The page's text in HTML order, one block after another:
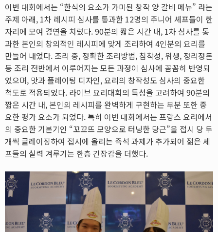
이번 대회에서는 “한식의 요소가 가미된 창작 양 갈비 메뉴” 라는
주제 아래, 1차 레시피 심사를 통과한 12명의 주니어 셰프들이 한
자리에 모여 경연을 치렀다. 90분의 짧은 시간 내, 1차 심사를 통
과한 본인의 창의적인 레시피에 맞게 조리하여 4인분의 요리를
만들어 내었다. 조리 중, 정확한 조리방법, 침착성, 위생, 정리정돈
등 조리 전반에서 이루어지는 모든 과정이 심사에 꼼꼼히 반영되
었으며, 맛과 플레이팅 디자인, 요리의 창작성도 심사의 중요한
척도로 적용되었다. 라이브 요리대회의 특성을 고려하여 90분의
짧은 시간 내, 본인의 레시피를 완벽하게 구현하는 부분 또한 중
요한 평가 요소가 되었다. 특히 이번 대회에서는 프랑스 요리에서
의 중요한 기본기인 “꼬꼬뜨 모양으로 터닝한 당근”을 접시 당 두
개씩 글레이징하여 접시에 올리는 즉석 과제가 추가되어 젊은 셰
프들의 실력 겨루기는 한층 긴장감을 더했다.